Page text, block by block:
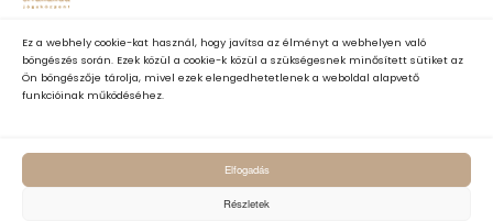
Ez a webhely cookie-kat használ, hogy javítsa az élményt a webhelyen való
böngészés során. Ezek közül a cookie-k közül a szükségesnek minősített sütiket az
Ön böngészője tárolja, mivel ezek elengedhetetlenek a weboldal alapvető
funkcióinak működéséhez.
Elfogadás
Részletek
Mert anélkül, hogy a belső útmutatások
jótékony esőjétől meg kellene válnom,
Hosszú idő után végre teljesen beérhetnek
Bármi jön, örülj neki, így gyakorolj!